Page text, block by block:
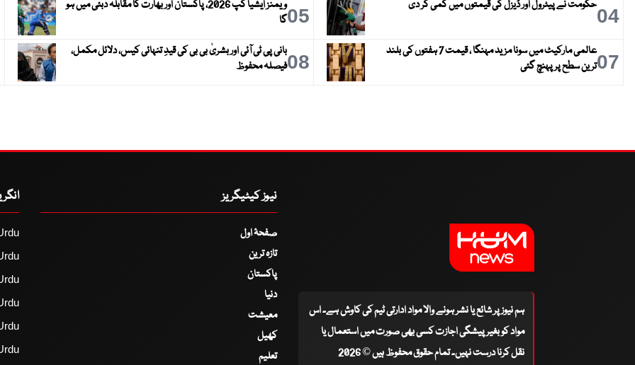
04حکومت نے پیٹرول اور ڈیزل کی قیمتوں میں کمی کر دی 05
ویمنز ایشیا کپ 2026، پاکستان اور بھارت کا مقابلہ دبئی میں ہو
گا
07
عالمی مارکیٹ میں سونا مزید مہنگا ، قیمت 7 ہفتوں کی بلند
ترین سطح پر پہنچ گئی
08بانی پی ٹی آئی اور بشریٰ بی بی کی قیدِ تنہائی کیس، دلائل مکمل،
فیصلہ محفوظ
ہم نیوز پر شائع یا نشر ہونے والا مواد ادارتی ٹیم کی کاوش ہے۔ اس
مواد کو بغیر پیشگی اجازت کسی بھی صورت میں استعمال یا
نقل کرنا درست نہیں۔ تمام حقوق محفوظ ہیں © 2026
نیوز کیٹیگریز
صفحۂ اول
تازہ ترین
پاکستان
دنیا
معیشت
کھیل
تعلیم